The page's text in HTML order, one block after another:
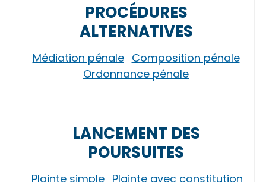
PROCÉDURES
ALTERNATIVES
Médiation pénale Composition pénale
Ordonnance pénale
LANCEMENT DES
POURSUITES
Plainte simple Plainte avec constitution